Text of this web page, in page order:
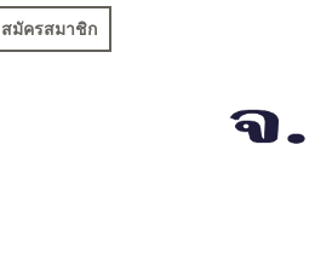
สมัครสมาชิก